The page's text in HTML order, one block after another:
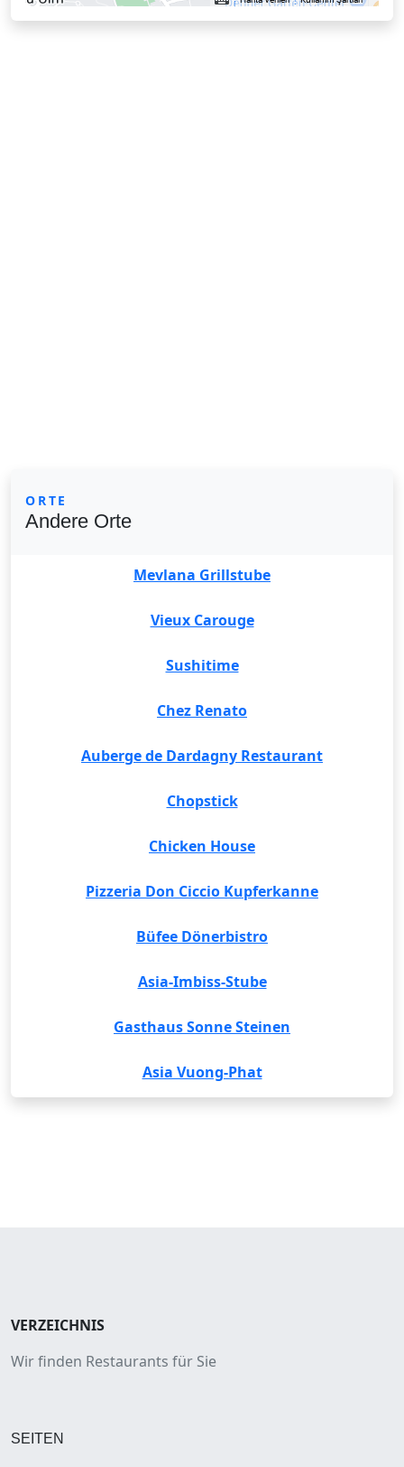
ORTE
Andere Orte
Mevlana Grillstube
Vieux Carouge
Sushitime
Chez Renato
Auberge de Dardagny Restaurant
Chopstick
Chicken House
Pizzeria Don Ciccio Kupferkanne
Büfee Dönerbistro
Asia-Imbiss-Stube
Gasthaus Sonne Steinen
Asia Vuong-Phat
VERZEICHNIS
Wir finden Restaurants für Sie
SEITEN